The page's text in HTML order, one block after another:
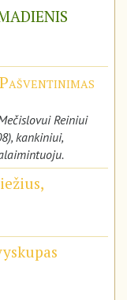
Reiniui
kankiniui,